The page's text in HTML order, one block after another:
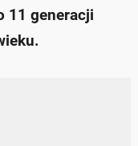
11 generacji